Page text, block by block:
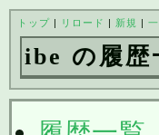
トップ| リロード | 新規 |
ibe の履歴